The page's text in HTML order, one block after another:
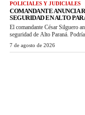
POLICIALES Y JUDICIALES
COMANDANTE ANUNCIA
SEGURIDAD EN ALTO
El comandante César Silguero
seguridad de Alto Paraná.
7 de agosto de 2026